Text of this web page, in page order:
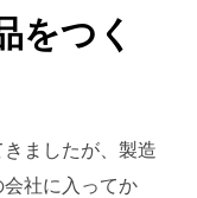
をつく
ましたが、製造
社に入ってか